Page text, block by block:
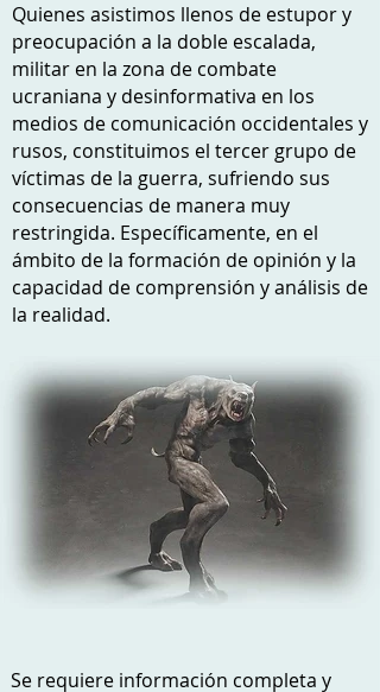
Quienes asistimos llenos de estupor y
preocupación a la doble escalada,
militar en la zona de combate
ucraniana y desinformativa en los
medios de comunicación occidentales y
rusos, constituimos el tercer grupo de
víctimas de la guerra, sufriendo sus
consecuencias de manera muy
restringida. Específicamente, en el
ámbito de la formación de opinión y la
capacidad de comprensión y análisis de
la realidad.
Se requiere información completa y